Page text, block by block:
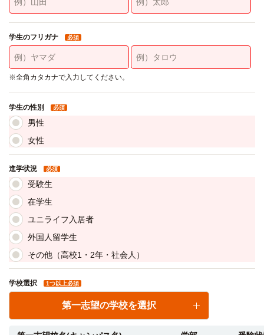
学生のフリガナ 必須
※全角カタカナで入力してください。
学生の性別 必須
男性
女性
進学状況 必須
受験生
在学生
ユニライフ入居者
外国人留学生
その他（高校1・2年・社会人）
学校選択 1つ以上必須
第一志望の学校を選択